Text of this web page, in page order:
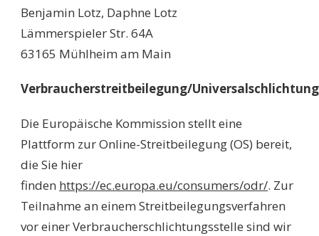
Benjamin Lotz, Daphne Lotz
Lämmerspieler Str. 64A
63165 Mühlheim am Main
Verbraucherstreitbeilegung/
Die Europäische Kommission stellt eine
Plattform zur Online-Streitbeilegung (OS) bereit,
die Sie hier
finden https://ec.europa.eu/consumers/odr/. Zur
Teilnahme an einem Streitbeilegungsverfahren
vor einer Verbraucherschlichtungsstelle sind wir